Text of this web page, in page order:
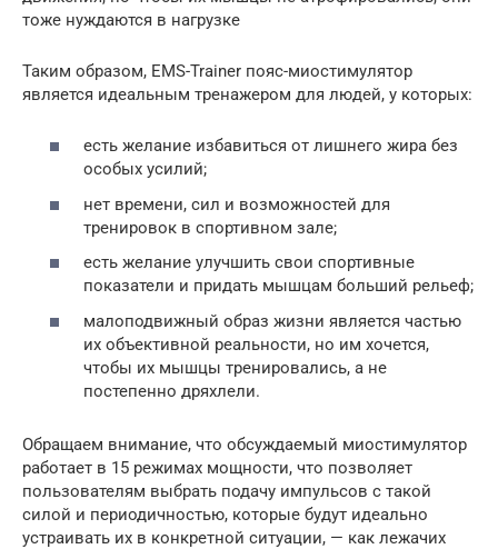
тоже нуждаются в нагрузке
Таким образом, EMS-Trainer пояс-миостимулятор
является идеальным тренажером для людей, у которых:
есть желание избавиться от лишнего жира без
особых усилий;
нет времени, сил и возможностей для
тренировок в спортивном зале;
есть желание улучшить свои спортивные
показатели и придать мышцам больший рельеф;
малоподвижный образ жизни является частью
их объективной реальности, но им хочется,
чтобы их мышцы тренировались, а не
постепенно дряхлели.
Обращаем внимание, что обсуждаемый миостимулятор
работает в 15 режимах мощности, что позволяет
пользователям выбрать подачу импульсов с такой
силой и периодичностью, которые будут идеально
устраивать их в конкретной ситуации, — как лежачих